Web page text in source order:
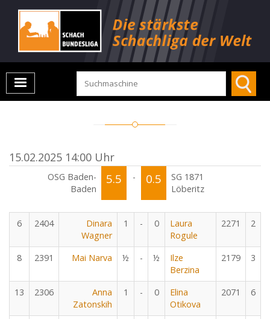
15.02.2025 14:00 Uhr
OSG Baden-
Baden
5.5 - 0.5
SG 1871
Löberitz
6 2404
Dinara
Wagner
1 - 0
Laura
Rogule
2271 2
8 2391 Mai Narva ½ - ½
Ilze
Berzina
2179 3
13 2306
Anna
Zatonskih
1 - 0
Elina
Otikova
2071 6